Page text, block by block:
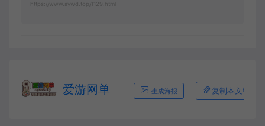
https://www.aywd.top/1129.html
爱游网单 生成海报 复制本文链接